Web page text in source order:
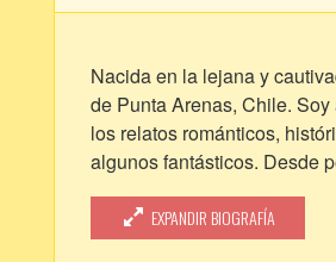
Nacida en la lejana y
de Punta Arenas, Chile. Soy
los relatos románticos,
algunos fantásticos. Desde
desarrollé el gusto de crear
mi imaginación y también
Siempre me han interesado
EXPANDIR BIOGRAFÍA